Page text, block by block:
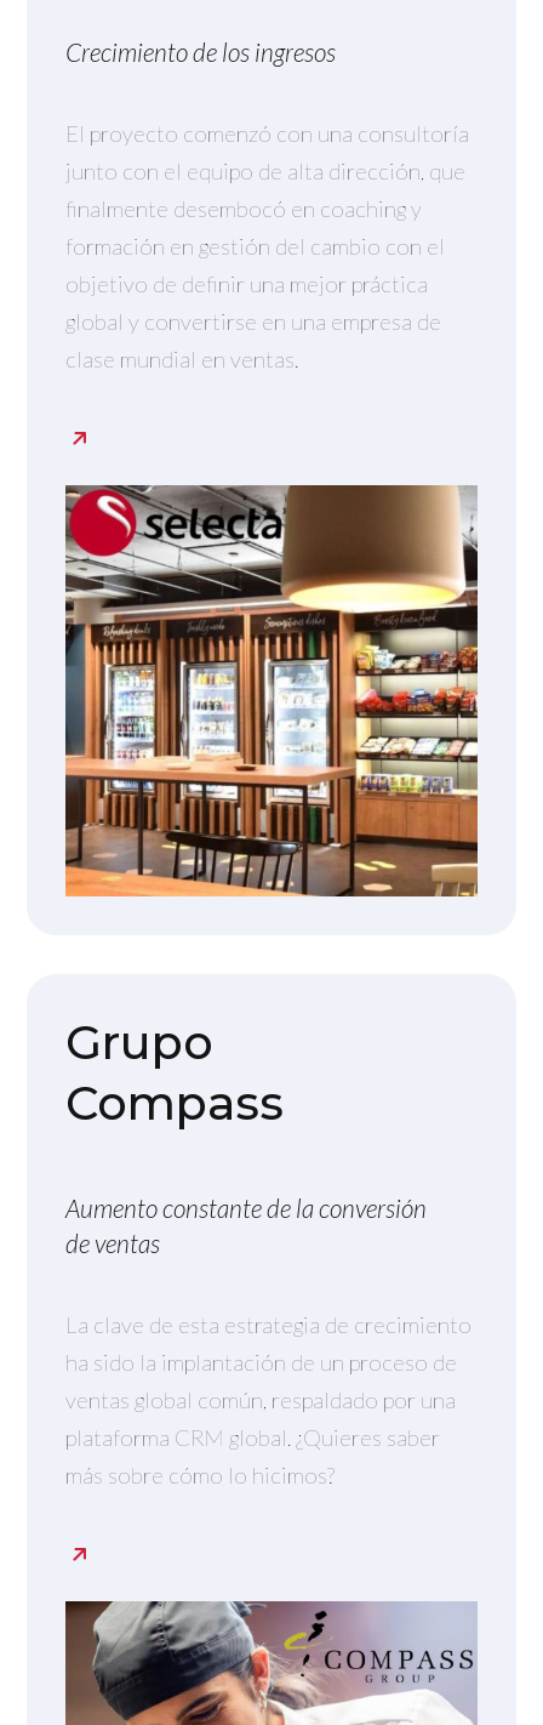
Crecimiento de los ingresos
El proyecto comenzó con una consultoría
junto con el equipo de alta dirección, que
finalmente desembocó en coaching y
formación en gestión del cambio con el
objetivo de definir una mejor práctica
global y convertirse en una empresa de
clase mundial en ventas.
Grupo
Compass
Aumento constante de la conversión
de ventas
La clave de esta estrategia de crecimiento
ha sido la implantación de un proceso de
ventas global común, respaldado por una
plataforma CRM global. ¿Quieres saber
más sobre cómo lo hicimos?